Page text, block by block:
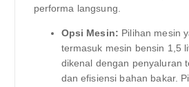
performa langsung.
Opsi Mesin: Pilihan mesin
termasuk mesin bensin 1,5
dikenal dengan penyaluran
dan efisiensi bahan bakar.